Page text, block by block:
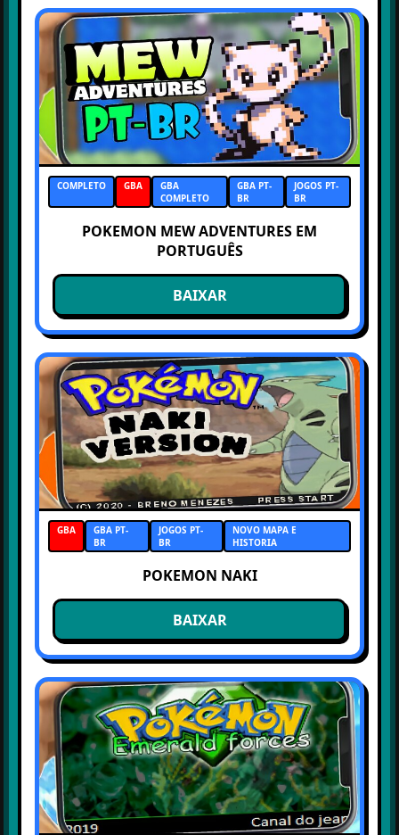
COMPLETO GBA
GBA
COMPLETO
GBA PT-
BR
JOGOS PT-
BR
POKEMON MEW ADVENTURES EM
PORTUGUÊS
BAIXAR
GBA
GBA PT-
BR
JOGOS PT-
BR
NOVO MAPA E
HISTORIA
POKEMON NAKI
BAIXAR